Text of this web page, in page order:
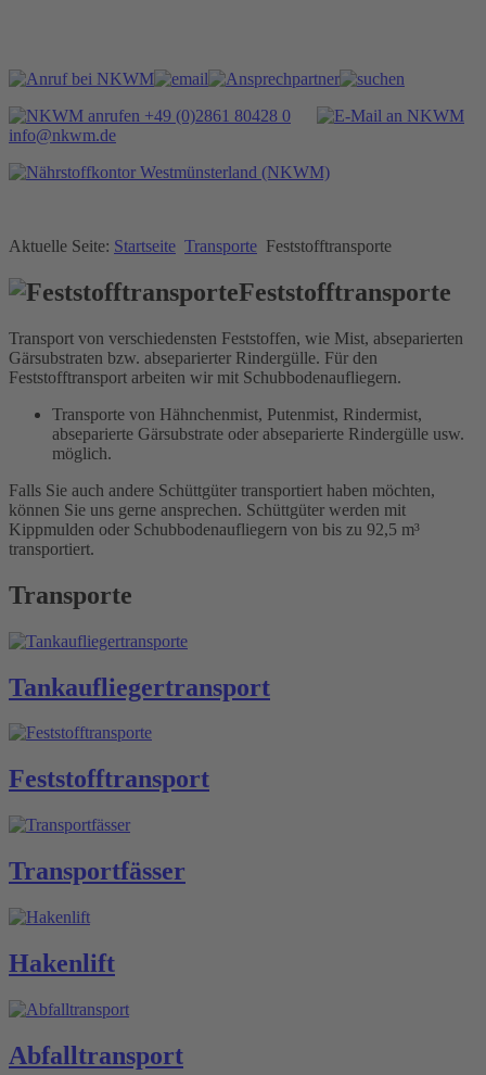
+49 (0)2861 80428 0
info@nkwm.de
Aktuelle Seite: Startseite Transporte Feststofftransporte
Feststofftransporte
Transport von verschiedensten Feststoffen, wie Mist, abseparierten
Gärsubstraten bzw. abseparierter Rindergülle. Für den
Feststofftransport arbeiten wir mit Schubbodenaufliegern.
Transporte von Hähnchenmist, Putenmist, Rindermist,
abseparierte Gärsubstrate oder abseparierte Rindergülle usw.
möglich.
Falls Sie auch andere Schüttgüter transportiert haben möchten,
können Sie uns gerne ansprechen. Schüttgüter werden mit
Kippmulden oder Schubbodenaufliegern von bis zu 92,5 m³
transportiert.
Transporte
Tankauflieger­transport
Feststoff­transport
Transport­fässer
Hakenlift
Abfall­transport